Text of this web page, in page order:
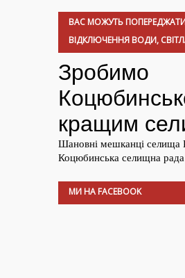
ВАС МОЖУТЬ
ВІДКЛЮЧЕННЯ ВОДИ,
МИ НА FACEBOOK